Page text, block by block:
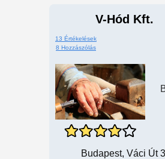
V-Hód Kft.
13 Értékelések
8 Hozzászólás
Budapest, Váci Út